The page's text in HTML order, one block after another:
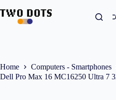
to
content
Home Computers - Smartphones
Dell Pro Max 16 MC16250 Ultra 7